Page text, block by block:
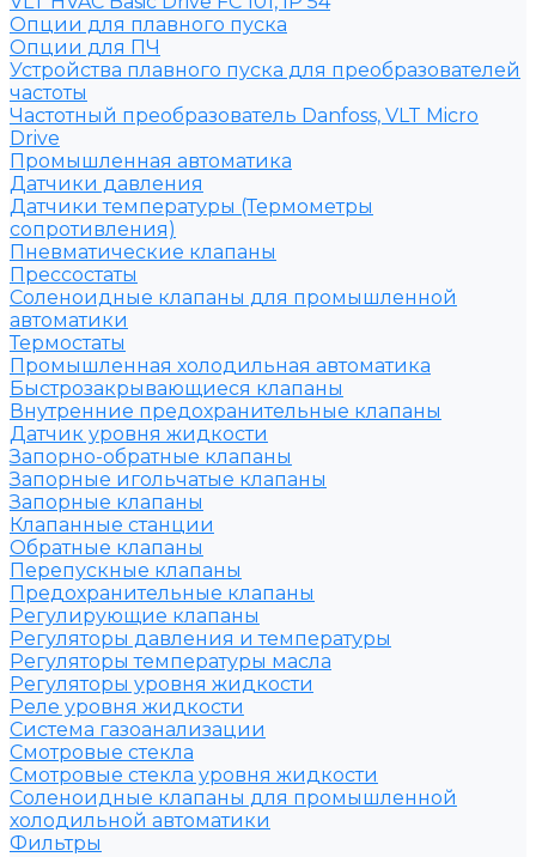
Опции для плавного пуска
Опции для ПЧ
Устройства плавного пуска для преобразователей
частоты
Частотный преобразователь Danfoss, VLT Micro
Drive
Промышленная автоматика
Датчики давления
Датчики температуры (Термометры
сопротивления)
Пневматические клапаны
Прессостаты
Соленоидные клапаны для промышленной
автоматики
Термостаты
Промышленная холодильная автоматика
Быстрозакрывающиеся клапаны
Внутренние предохранительные клапаны
Датчик уровня жидкости
Запорно-обратные клапаны
Запорные игольчатые клапаны
Запорные клапаны
Клапанные станции
Обратные клапаны
Перепускные клапаны
Предохранительные клапаны
Регулирующие клапаны
Регуляторы давления и температуры
Регуляторы температуры масла
Регуляторы уровня жидкости
Реле уровня жидкости
Система газоанализации
Смотровые стекла
Смотровые стекла уровня жидкости
Соленоидные клапаны для промышленной
холодильной автоматики
Фильтры